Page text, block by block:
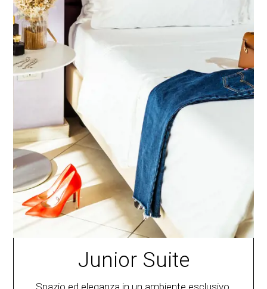
Junior Suite
Spazio ed eleganza in un ambiente esclusivo.